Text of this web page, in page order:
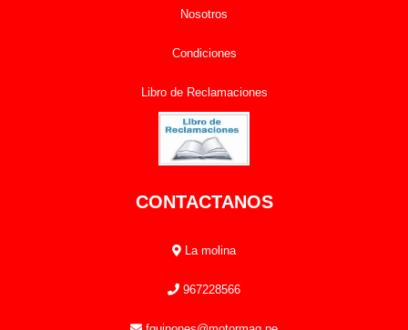
Nosotros
Condiciones
Libro de Reclamaciones
CONTACTANOS
La molina
967228566